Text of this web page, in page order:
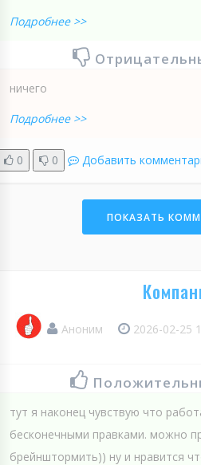
Подробнее >>
ничего
Подробнее >>
0 0 Добавить
ПОКАЗАТЬ
Аноним 2026-02-25
тут я наконец чувствую что
бесконечными правками. можно
брейнштормить)) ну и нравится